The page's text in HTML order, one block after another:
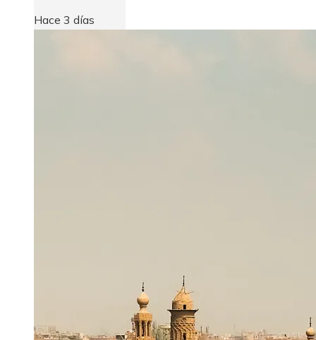
Hace 3 días